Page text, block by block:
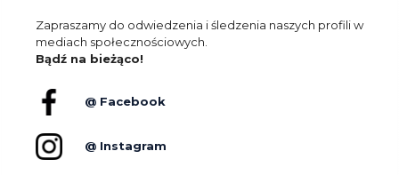
Zapraszamy do odwiedzenia i śledzenia naszych profili w
mediach społecznościowych.
Bądź na bieżąco!
@ Facebook
@ Instagram